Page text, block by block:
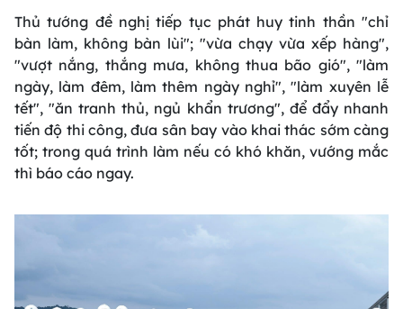
Thủ tướng đề nghị tiếp tục phát huy tinh thần "chỉ
bàn làm, không bàn lùi"; "vừa chạy vừa xếp hàng",
"vượt nắng, thắng mưa, không thua bão gió", "làm
ngày, làm đêm, làm thêm ngày nghỉ", "làm xuyên lễ
tết", "ăn tranh thủ, ngủ khẩn trương", để đẩy nhanh
tiến độ thi công, đưa sân bay vào khai thác sớm càng
tốt; trong quá trình làm nếu có khó khăn, vướng mắc
thì báo cáo ngay.